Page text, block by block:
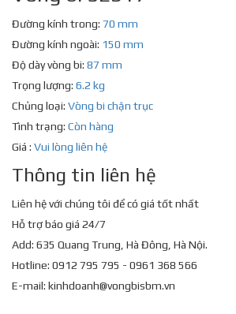
Đường kính trong: 70 mm
Đường kính ngoài: 150 mm
Độ dày vòng bi: 87 mm
Trọng lượng: 6.2 kg
Chủng loại: Vòng bi chặn trục
Tình trạng: Còn hàng
Giá : Vui lòng liên hệ
Thông tin liên hệ
Liên hệ với chúng tôi để có giá tốt nhất
Hỗ trợ báo giá 24/7
Add: 635 Quang Trung, Hà Đông, Hà Nội.
Hotline: 0912 795 795 - 0961 368 566
E-mail: kinhdoanh@vongbisbm.vn